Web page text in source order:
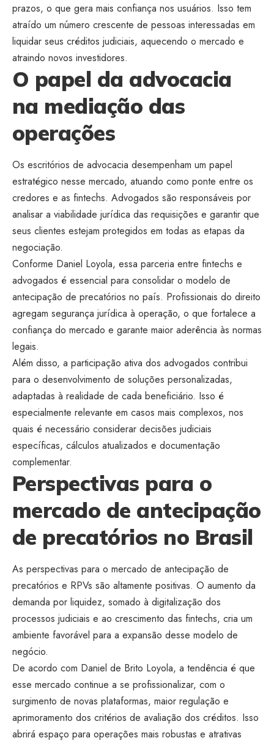
prazos, o que gera mais confiança nos usuários. Isso tem
atraído um número crescente de pessoas interessadas em
liquidar seus créditos judiciais, aquecendo o mercado e
atraindo novos investidores.
O papel da advocacia
na mediação das
operações
Os escritórios de advocacia desempenham um papel
estratégico nesse mercado, atuando como ponte entre os
credores e as fintechs. Advogados são responsáveis por
analisar a viabilidade jurídica das requisições e garantir que
seus clientes estejam protegidos em todas as etapas da
negociação.
Conforme Daniel Loyola, essa parceria entre fintechs e
advogados é essencial para consolidar o modelo de
antecipação de precatórios no país. Profissionais do direito
agregam segurança jurídica à operação, o que fortalece a
confiança do mercado e garante maior aderência às normas
legais.
Além disso, a participação ativa dos advogados contribui
para o desenvolvimento de soluções personalizadas,
adaptadas à realidade de cada beneficiário. Isso é
especialmente relevante em casos mais complexos, nos
quais é necessário considerar decisões judiciais
específicas, cálculos atualizados e documentação
complementar.
Perspectivas para o
mercado de antecipação
de precatórios no Brasil
As perspectivas para o mercado de antecipação de
precatórios e RPVs são altamente positivas. O aumento da
demanda por liquidez, somado à digitalização dos
processos judiciais e ao crescimento das fintechs, cria um
ambiente favorável para a expansão desse modelo de
negócio.
De acordo com Daniel de Brito Loyola, a tendência é que
esse mercado continue a se profissionalizar, com o
surgimento de novas plataformas, maior regulação e
aprimoramento dos critérios de avaliação dos créditos. Isso
abrirá espaço para operações mais robustas e atrativas